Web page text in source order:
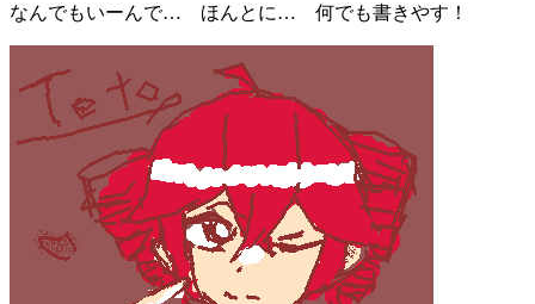
なんでもいーんで… ほんとに… 何でも書きやす！